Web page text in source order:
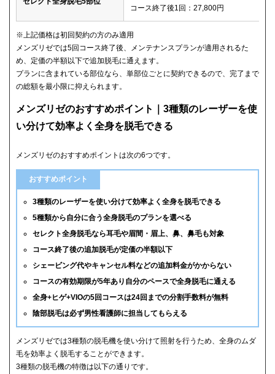
コース終了後1回：27,800円
※上記価格は初回契約の方のみ適用
メンズリゼでは5回コース終了後、メンテナンスプランが適用されるた
め、定価の半額以下で追加脱毛に通えます。
プランに含まれている部位なら、単部位ごとに契約できるので、完了まで
の総額を最小限に抑えられます。
メンズリゼのおすすめポイント｜3種類のレーザーを使
い分けて効率よく全身を脱毛できる
メンズリゼのおすすめポイントは次の6つです。
おすすめポイント
3種類のレーザーを使い分けて効率よく全身を脱毛できる
5種類から自分に合う全身脱毛のプランを選べる
セレクト全身脱毛なら耳毛や眉間・眉上、鼻、鼻毛も対象
コース終了後の追加脱毛が定価の半額以下
シェービング代やキャンセル料などの追加料金がかからない
コースの有効期限が5年あり自分のペースで全身脱毛に通える
全身+ヒゲ+VIOの5回コースは24回までの分割手数料が無料
陰部脱毛は必ず男性看護師に担当してもらえる
メンズリゼでは3種類の脱毛機を使い分けて照射を行うため、全身のムダ
毛を効率よく脱毛することができます。
3種類の脱毛機の特徴は以下の通りです。